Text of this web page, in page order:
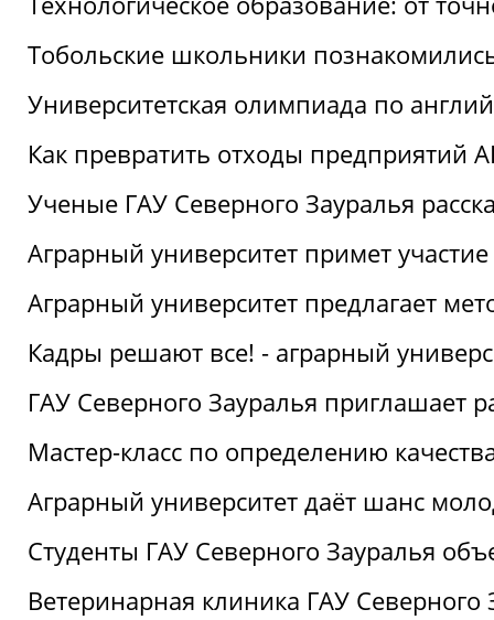
Тобольские школьники
Университетская олимпиада по
Как превратить отходы предприятий
Ученые ГАУ Северного Зауралья
Аграрный университет примет
Аграрный университет предлагает
Кадры решают все! - аграрный
ГАУ Северного Зауралья приглашает
Мастер-класс по определению
Аграрный университет даёт шанс
Студенты ГАУ Северного Зауралья
Ветеринарная клиника ГАУ Северного